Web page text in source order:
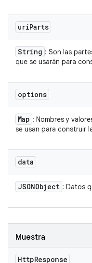
uriParts
String : Son las
que se usarán para
options
Map : Nombres y
se usan para construir
data
JSONObject : Datos
Muestra
HttpResponse